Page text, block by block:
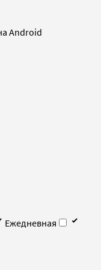
Android
Ежедневная